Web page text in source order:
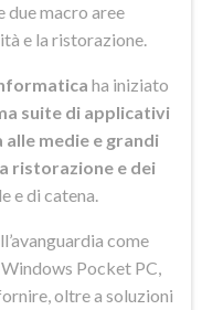
macro aree
e la ristorazione.
ha iniziato
suite di applicativi
medie e grandi
ristorazione e dei
e di catena.
come
Pocket PC,
oltre a soluzioni